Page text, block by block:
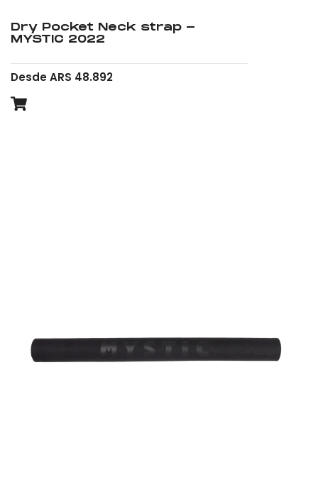
Dry Pocket Neck strap -
MYSTIC 2022
Desde ARS 48.892